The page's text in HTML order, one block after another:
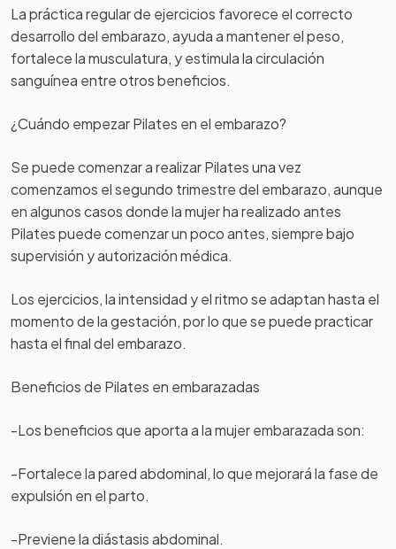
La práctica regular de ejercicios favorece el correcto
desarrollo del embarazo, ayuda a mantener el peso,
fortalece la musculatura, y estimula la circulación
sanguínea entre otros beneficios.
¿Cuándo empezar Pilates en el embarazo?
Se puede comenzar a realizar Pilates una vez
comenzamos el segundo trimestre del embarazo, aunque
en algunos casos donde la mujer ha realizado antes
Pilates puede comenzar un poco antes, siempre bajo
supervisión y autorización médica.
Los ejercicios, la intensidad y el ritmo se adaptan hasta el
momento de la gestación, por lo que se puede practicar
hasta el final del embarazo.
Beneficios de Pilates en embarazadas
-Los beneficios que aporta a la mujer embarazada son:
-Fortalece la pared abdominal, lo que mejorará la fase de
expulsión en el parto.
-Previene la diástasis abdominal.